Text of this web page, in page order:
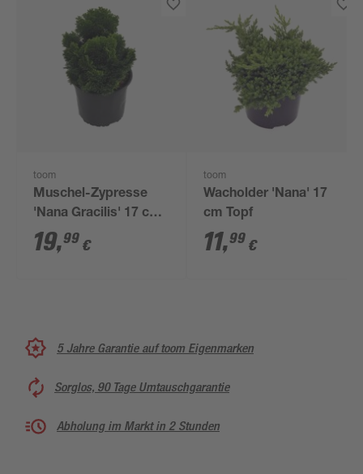
toom
Muschel-Zypresse
'Nana Gracilis' 17 cm
Topf
19,99 €
toom
Wacholder 'Nana' 17
cm Topf
11,99 €
5 Jahre Garantie auf toom Eigenmarken
Sorglos, 90 Tage Umtauschgarantie
Abholung im Markt in 2 Stunden